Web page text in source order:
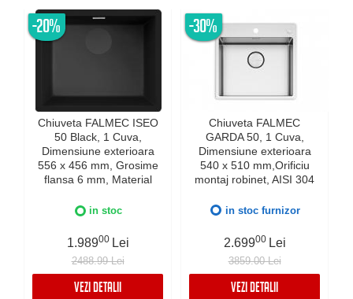
-20%
Chiuveta FALMEC ISEO
50 Black, 1 Cuva,
Dimensiune exterioara
556 x 456 mm, Grosime
flansa 6 mm, Material
Preaplin Perimetral,
blat
in stoc
1.98900 Lei
2488.99 Lei
VEZI DETALII
-30%
Chiuveta FALMEC
GARDA 50, 1 Cuva,
Dimensiune exterioara
540 x 510 mm,Orificiu
montaj robinet, AISI 304
12mm, Supapa de golire
zgomot, Sistem drenaj
FALMEC, Instalare flush
sau pe blat
in stoc furnizor
2.69900 Lei
3859.00 Lei
VEZI DETALII